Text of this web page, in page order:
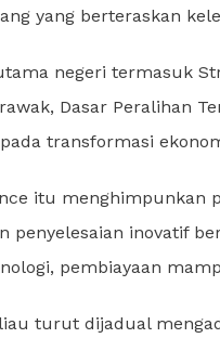
yang berteraskan
negeri termasuk
Dasar Peralihan
transformasi
itu menghimpunkan
inovatif
pembiayaan
turut dijadual